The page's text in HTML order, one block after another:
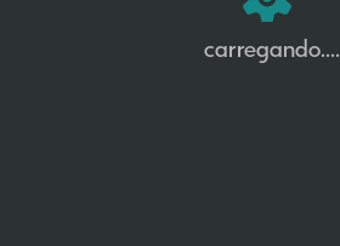
carregando....